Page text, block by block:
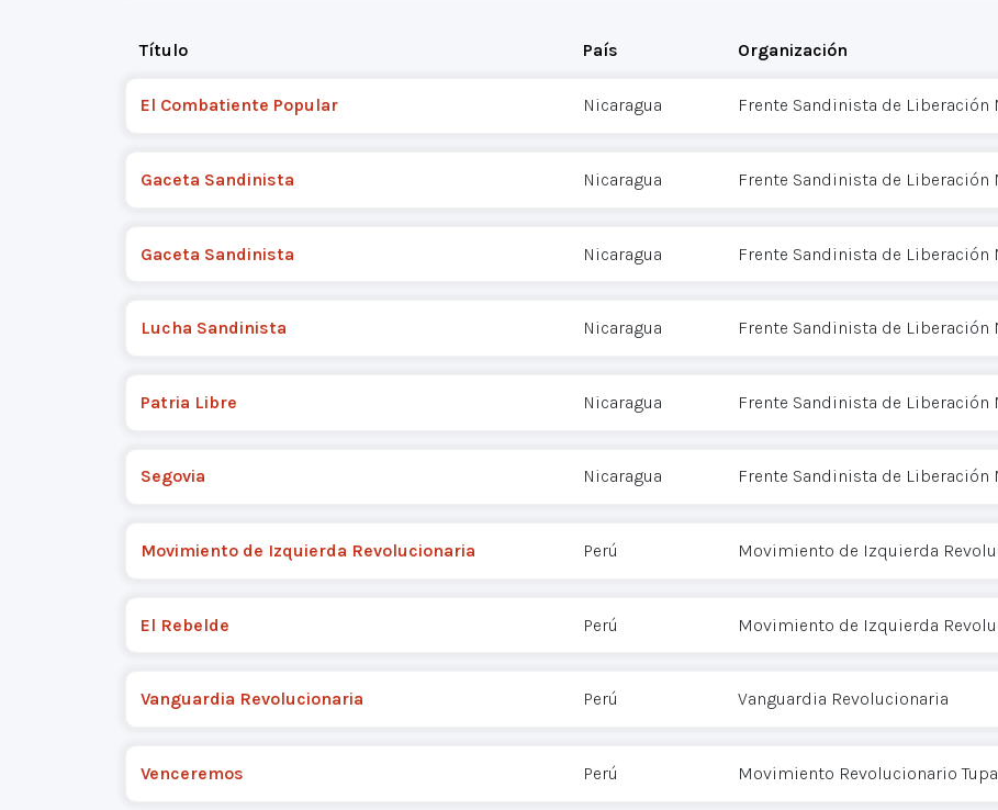
Título País Organización
El Combatiente Popular Nicaragua Frente Sandinista de Liberación
Gaceta Sandinista Nicaragua Frente Sandinista de Liberación
Gaceta Sandinista Nicaragua Frente Sandinista de Liberación
Lucha Sandinista Nicaragua Frente Sandinista de Liberación
Patria Libre Nicaragua Frente Sandinista de Liberación
Segovia Nicaragua Frente Sandinista de Liberación
Movimiento de Izquierda Revolucionaria Perú Movimiento de Izquierda
El Rebelde Perú Movimiento de Izquierda
Vanguardia Revolucionaria Perú Vanguardia Revolucionaria
Venceremos Perú Movimiento Revolucionario